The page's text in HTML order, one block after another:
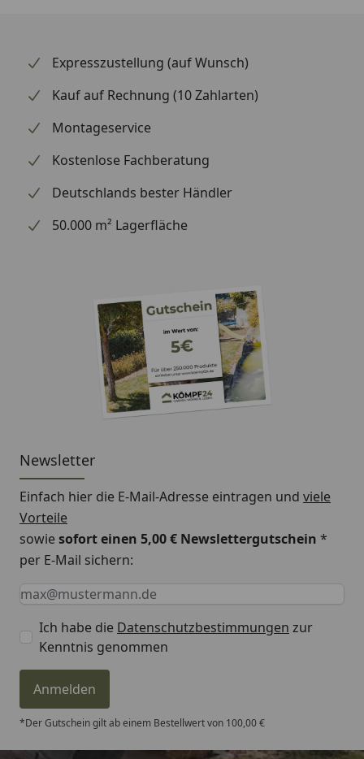
Expresszustellung (auf Wunsch)
Kauf auf Rechnung (10 Zahlarten)
Montageservice
Kostenlose Fachberatung
Deutschlands bester Händler
50.000 m² Lagerfläche
Newsletter
Einfach hier die E-Mail-Adresse eintragen und viele
Vorteile
sowiesofort einen 5,00 € Newslettergutschein *
per E-Mail sichern:
Keine Eingabe erforderlich
Eingabe erforderlich
E-Mail *
Ich habe die Datenschutzbestimmungen zur
Kenntnis genommen
Anmelden
*Der Gutschein gilt ab einem Bestellwert von 100,00 €